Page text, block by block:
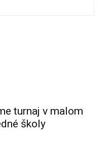
turnaj v malom
školy